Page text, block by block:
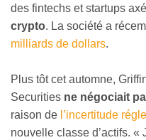
des fintechs et startups
crypto. La société a
milliards de dollars.
Plus tôt cet automne,
Securities ne négociait
raison de l’incertitude
nouvelle classe d’actifs.